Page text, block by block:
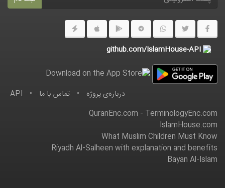
github.com/IslamHouse-API
درباره‌ى پروژه • تماس با ما •
API
QuranEnc.com - TerminologyEnc.com
IslamHouse.com
What Muslim Children Must Know
Riyadh Al-Salheen with explanation and benefits
Bayan Al-Islam